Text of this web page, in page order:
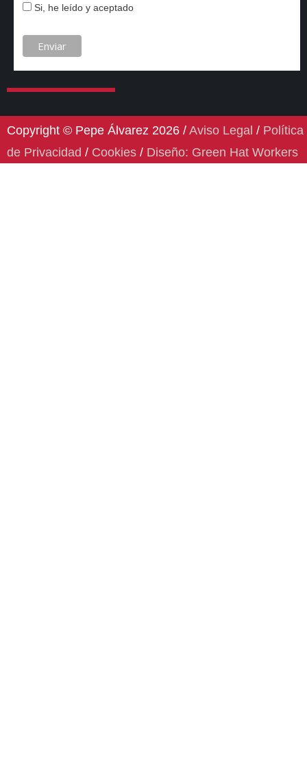
Si, he leído y aceptado
Copyright © Pepe Álvarez 2026 / Aviso Legal / Política
de Privacidad / Cookies / Diseño: Green Hat Workers